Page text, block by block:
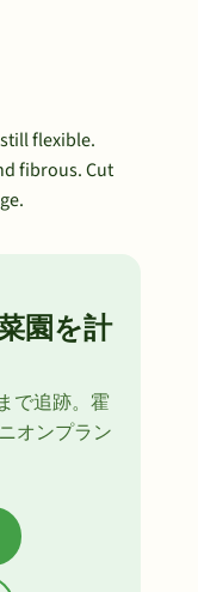
flexible.
fibrous. Cut
園を計
で追跡。霍
オンプラン